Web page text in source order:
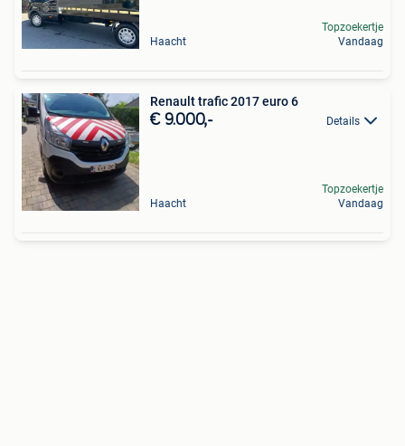
Haacht
Topzoekertje
Vandaag
Renault trafic 2017 euro 6
€ 9.000,- Details
Haacht
Topzoekertje
Vandaag